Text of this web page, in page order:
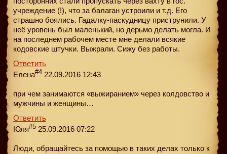
учреждение (!), что за балаган устроили и т.д. Его
страшно боялись. Гадалку-паскудницу приструнили. У
неё уровень был маленький, но дерьмо делать могла. И
на последнем рабочем месте мне делали всякие
кодовские штучки. Выжрали. Сижу без работы.
Ответить
Елена#4 22.09.2016 12:43
при чем занимаются «выжиранием» через колдовство и
мужчины и женщины…
Ответить
Юля#5 25.09.2016 07:22
Люди, обращайтесь за помощью в таких делах только к